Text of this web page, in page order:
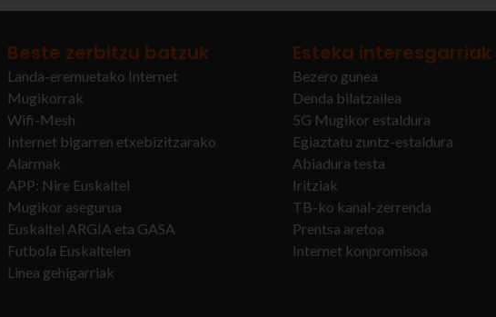
Beste zerbitzu batzuk
Landa-eremuetako Internet
Mugikorrak
Wifi-Mesh
Internet bigarren etxebizitzarako
Alarmak
APP: Nire Euskaltel
Mugikor asegurua
Euskaltel ARGIA eta GASA
Futbola Euskaltelen
Linea gehigarriak
Esteka interesgarriak
Bezero gunea
Denda bilatzailea
5G Mugikor estaldura
Egiaztatu zuntz-estaldura
Abiadura testa
Iritziak
TB-ko kanal-zerrenda
Prentsa aretoa
Internet konpromisoa